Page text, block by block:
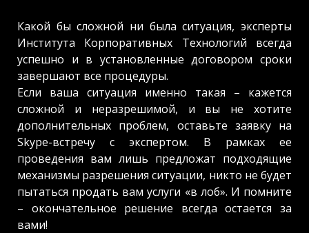
Какой бы сложной ни была ситуация, эксперты
Института Корпоративных Технологий всегда
успешно и в установленные договором сроки
завершают все процедуры.
Если ваша ситуация именно такая – кажется
сложной и неразрешимой, и вы не хотите
дополнительных проблем, оставьте заявку на
Skype-встречу с экспертом. В рамках ее
проведения вам лишь предложат подходящие
механизмы разрешения ситуации, никто не будет
пытаться продать вам услуги «в лоб». И помните
– окончательное решение всегда остается за
вами!